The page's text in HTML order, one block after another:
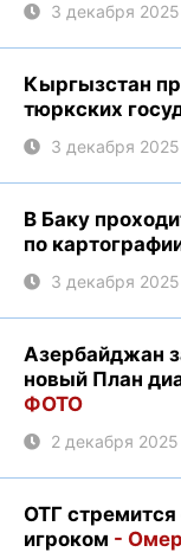
3 декабря
Кыргызстан
тюркских
3 декабря
В Баку
по
3 декабря
Азербайджан
новый План
ФОТО
2 декабря
ОТГ
игроком -